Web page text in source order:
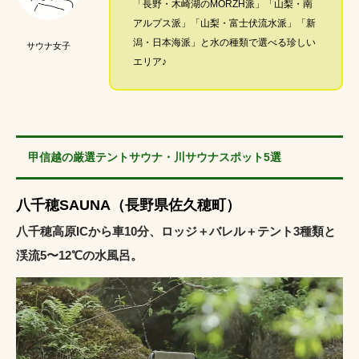
サウナ女子
「長野・木崎湖のMORZH派」「山梨・南
アルプス派」「山梨・富士伏流水派」「新
潟・日本海派」と水の種類で選べる珍しい
エリア♪
甲信越の厳選テントサウナ・川サウナスポット5選
八千穂SAUNA（長野県佐久穂町）
八千穂高原ICから車10分、ロッジ＋バレル＋テント3種類と
渓流5〜12℃の水風呂。